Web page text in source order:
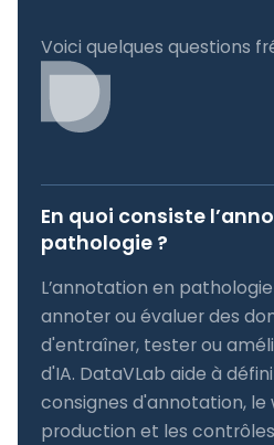
Voici quelques questions
En quoi consiste
pathologie ?
L’annotation en
annoter ou évaluer des
d'entraîner, tester ou
d'IA. DataVLab aide à
consignes d'annotation, le
production et les